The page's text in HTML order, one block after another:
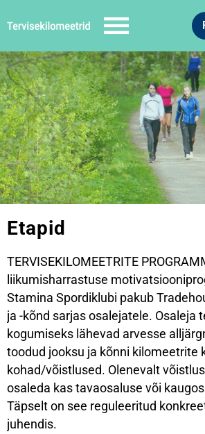
Etapid
TERVISEKILOMEETRITE
liikumisharrastuse
Stamina Spordiklubi pakub
ja -kõnd sarjas osalejatele. Osaleja
kogumiseks lähevad arvesse
toodud jooksu ja kõnni kilomeetrite
kohad/võistlused. Olenevalt
osaleda kas tavaosaluse või
Täpselt on see reguleeritud
juhendis.